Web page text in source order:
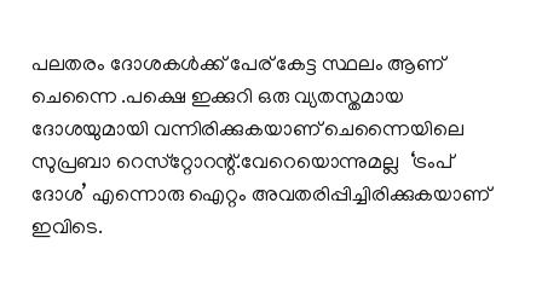
പലതരം ദോശകള്‍ക്ക് പേര് കേട്ട സ്ഥലം ആണ്
ചെന്നൈ .പക്ഷെ ഇക്കുറി ഒരു വ്യതസ്തമായ
ദോശയുമായി വന്നിരിക്കുകയാണ് ചെന്നൈയിലെ
സുപ്രബാ റെസ്‌റ്റോറന്റ്.വേറെയൊന്നുമല്ല ‘ട്രംപ്
ദോശ’ എന്നൊരു ഐറ്റം അവതരിപ്പിച്ചിരിക്കുകയാണ്
ഇവിടെ.